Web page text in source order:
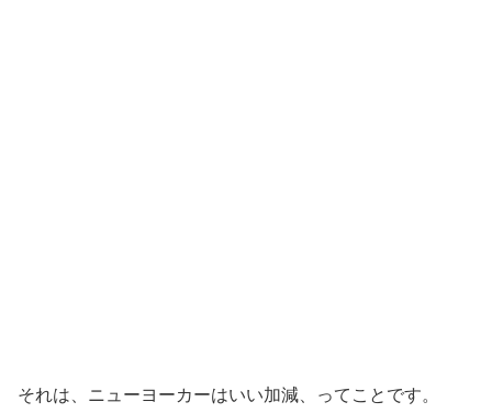
それは、 ニューヨーカーはいい加減 、ってことです。